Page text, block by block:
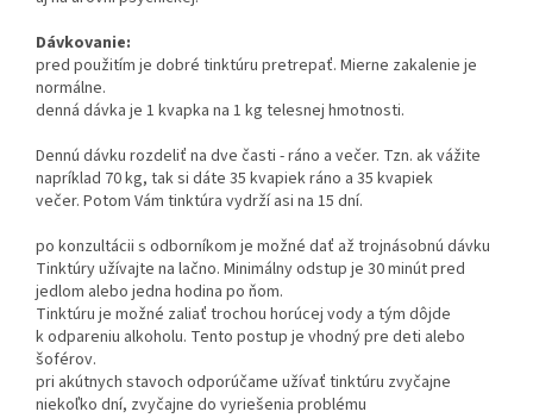
Dávkovanie:
pred použitím je dobré tinktúru pretrepať. Mierne zakalenie je
normálne.
denná dávka je 1 kvapka na 1 kg telesnej hmotnosti.
Dennú dávku rozdeliť na dve časti - ráno a večer. Tzn. ak vážite
napríklad 70 kg, tak si dáte 35 kvapiek ráno a 35 kvapiek
večer. Potom Vám tinktúra vydrží asi na 15 dní.
po konzultácii s odborníkom je možné dať až trojnásobnú dávku
Tinktúry užívajte na lačno. Minimálny odstup je 30 minút pred
jedlom alebo jedna hodina po ňom.
Tinktúru je možné zaliať trochou horúcej vody a tým dôjde
k odpareniu alkoholu. Tento postup je vhodný pre deti alebo
šoférov.
pri akútnych stavoch odporúčame užívať tinktúru zvyčajne
niekoľko dní, zvyčajne do vyriešenia problému